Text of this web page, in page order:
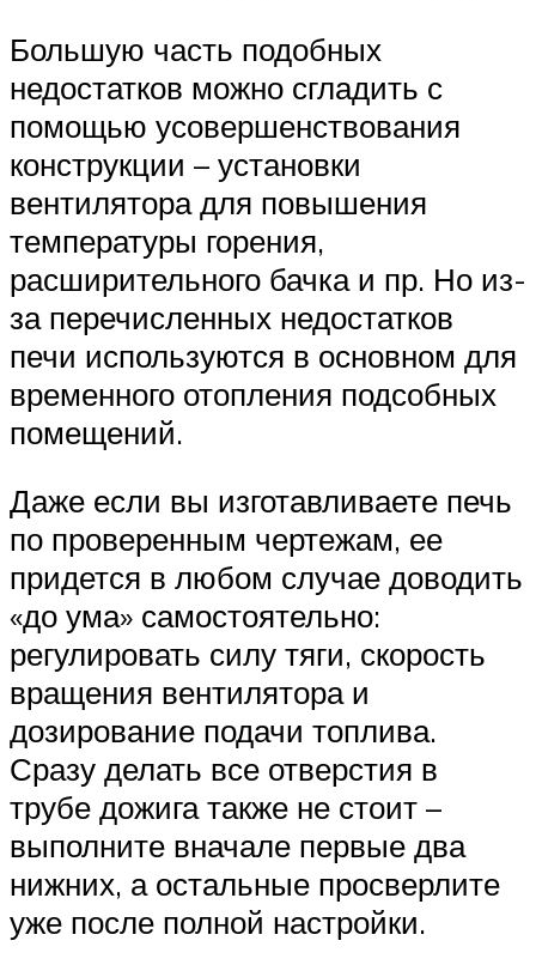
Большую часть подобных
недостатков можно сгладить с
помощью усовершенствования
конструкции – установки
вентилятора для повышения
температуры горения,
расширительного бачка и пр. Но из-
за перечисленных недостатков
печи используются в основном для
временного отопления подсобных
помещений.
Даже если вы изготавливаете печь
по проверенным чертежам, ее
придется в любом случае доводить
«до ума» самостоятельно:
регулировать силу тяги, скорость
вращения вентилятора и
дозирование подачи топлива.
Сразу делать все отверстия в
трубе дожига также не стоит –
выполните вначале первые два
нижних, а остальные просверлите
уже после полной настройки.